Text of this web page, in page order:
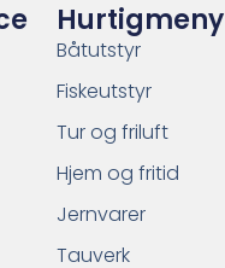
Hurtigmeny
Båtutstyr
Fiskeutstyr
Tur og friluft
Hjem og fritid
Jernvarer
Tauverk